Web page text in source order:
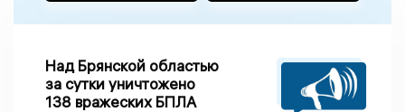
Над Брянской областью
за сутки уничтожено
138 вражеских БПЛА